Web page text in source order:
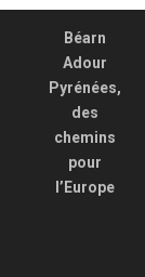
Béarn
Adour
Pyrénées,
des
chemins
pour
l’Europe